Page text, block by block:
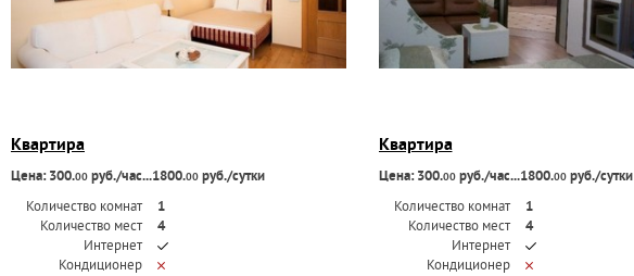
Квартира
Цена: 300.00 руб./час...1800.00 руб./сутки
Количество комнат
1
Количество мест
4
Интернет
Кондиционер
Квартира
Цена: 300.00руб./час...1800.00руб./сутки
Количество комнат
1
Количество мест
4
Интернет
Кондиционер